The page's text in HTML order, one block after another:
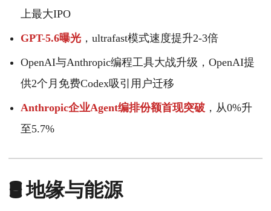
上最大IPO
GPT-5.6曝光 ，ultrafast模式速度提升2-3倍
OpenAI与Anthropic编程工具大战升级，OpenAI提
供2个月免费Codex吸引用户迁移
Anthropic企业Agent编排份额首现突破 ，从0%升
至5.7%
🛢️ 地缘与能源